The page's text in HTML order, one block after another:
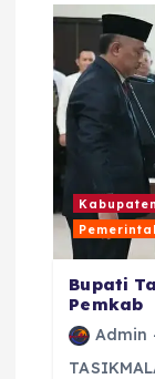
p
o
s
Bupati
Pemkab
Admin